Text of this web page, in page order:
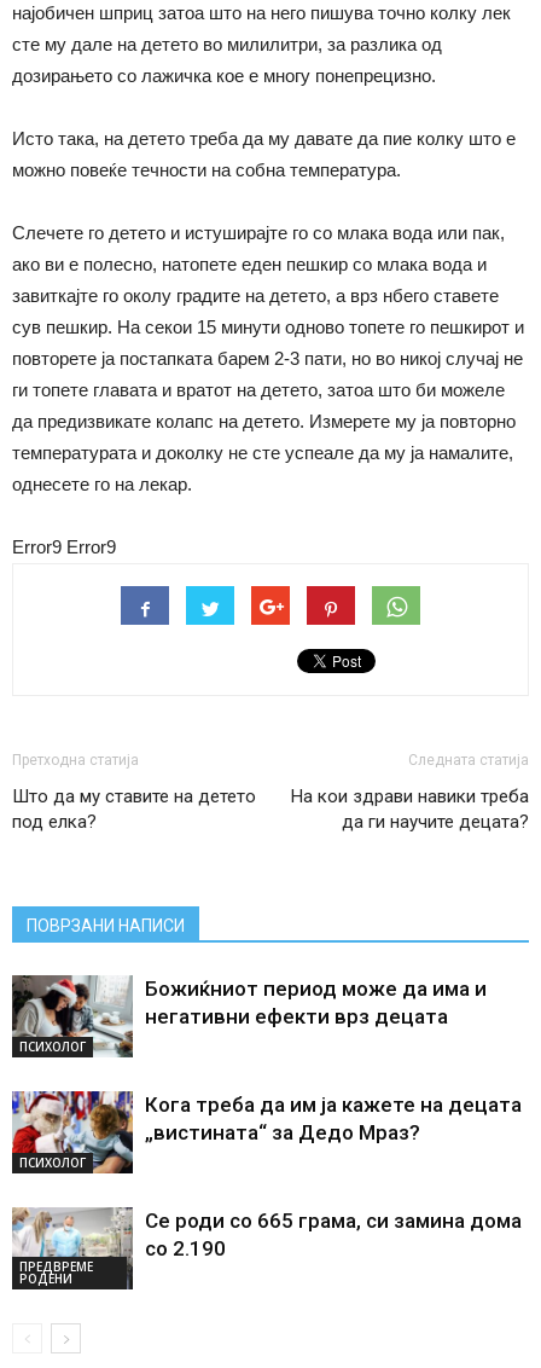
најобичен шприц затоа што на него пишува точно колку лек
сте му дале на детето во милилитри, за разлика од
дозирањето со лажичка кое е многу понепрецизно.
Исто така, на детето треба да му давате да пие колку што е
можно повеќе течности на собна температура.
Слечете го детето и истуширајте го со млака вода или пак,
ако ви е полесно, натопете еден пешкир со млака вода и
завиткајте го околу градите на детето, а врз нбего ставете
сув пешкир. На секои 15 минути одново топете го пешкирот и
повторете ја постапката барем 2-3 пати, но во никој случај не
ги топете главата и вратот на детето, затоа што би можеле
да предизвикате колапс на детето. Измерете му ја повторно
температурата и доколку не сте успеале да му ја намалите,
однесете го на лекар.
Error9 Error9
Претходна статија
Што да му ставите на детето
под елка?
Следната статија
На кои здрави навики треба
да ги научите децата?
ПОВРЗАНИ НАПИСИ
ПСИХОЛОГ
Божиќниот период може да има и
негативни ефекти врз децата
ПСИХОЛОГ
Кога треба да им ја кажете на децата
„вистината“ за Дедо Мраз?
ПРЕДВРЕМЕ
РОДЕНИ
Се роди со 665 грама, си замина дома
со 2.190